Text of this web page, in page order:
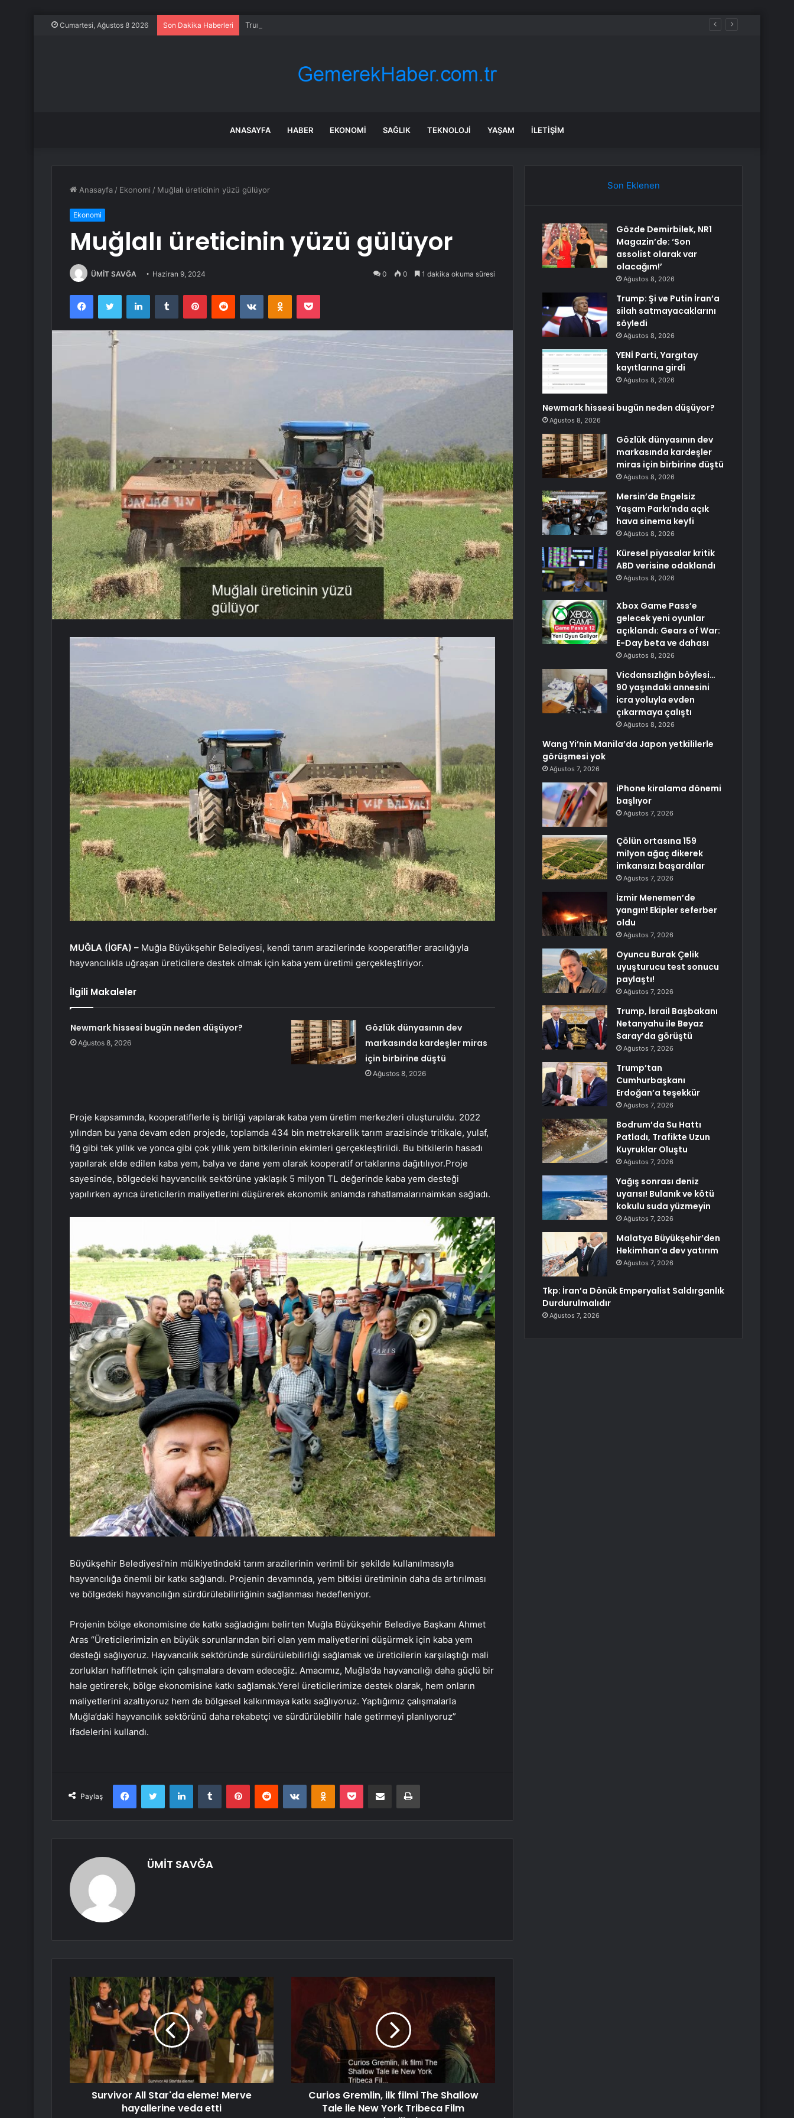
Cumartesi, Ağustos 8 2026 Son Dakika Haberleri Trump: Şi ve Putin İran’a silah satmayacaklarını söyledi
ANASAYFA HABER EKONOMI SAĞLIK TEKNOLOJI YAŞAM İLETIŞIM
Anasayfa / Ekonomi / Muğlalı üreticinin yüzü gülüyor
Ekonomi
Muğlalı üreticinin yüzü gülüyor
ÜMİT SAVĞA Haziran 9, 2024 0 0 1 dakika okuma süresi
FacebookTwitter LinkedInTumblr PinterestReddit VKontakteOdnoklassniki
Pocket
MUĞLA (İGFA) – Muğla Büyükşehir Belediyesi, kendi tarım arazilerinde kooperatifler aracılığıyla
hayvancılıkla uğraşan üreticilere destek olmak için kaba yem üretimi gerçekleştiriyor.
İlgili Makaleler
Newmark hissesi bugün neden düşüyor?
Ağustos 8, 2026
Gözlük dünyasının dev
markasında kardeşler miras
için birbirine düştü
Ağustos 8, 2026
Proje kapsamında, kooperatiflerle iş birliği yapılarak kaba yem üretim merkezleri oluşturuldu. 2022
yılından bu yana devam eden projede, toplamda 434 bin metrekarelik tarım arazisinde tritikale, yulaf,
fiğ gibi tek yıllık ve yonca gibi çok yıllık yem bitkilerinin ekimleri gerçekleştirildi. Bu bitkilerin hasadı
yapılarak elde edilen kaba yem, balya ve dane yem olarak kooperatif ortaklarına dağıtılıyor.Proje
sayesinde, bölgedeki hayvancılık sektörüne yaklaşık 5 milyon TL değerinde kaba yem desteği
yapılırken ayrıca üreticilerin maliyetlerini düşürerek ekonomik anlamda rahatlamalarınaimkan sağladı.
Büyükşehir Belediyesi’nin mülkiyetindeki tarım arazilerinin verimli bir şekilde kullanılmasıyla
hayvancılığa önemli bir katkı sağlandı. Projenin devamında, yem bitkisi üretiminin daha da artırılması
ve bölgedeki hayvancılığın sürdürülebilirliğinin sağlanması hedefleniyor.
Projenin bölge ekonomisine de katkı sağladığını belirten Muğla Büyükşehir Belediye Başkanı Ahmet
Aras “Üreticilerimizin en büyük sorunlarından biri olan yem maliyetlerini düşürmek için kaba yem
desteği sağlıyoruz. Hayvancılık sektöründe sürdürülebilirliği sağlamak ve üreticilerin karşılaştığı mali
zorlukları hafifletmek için çalışmalara devam edeceğiz. Amacımız, Muğla’da hayvancılığı daha güçlü bir
hale getirerek, bölge ekonomisine katkı sağlamak.Yerel üreticilerimize destek olarak, hem onların
maliyetlerini azaltıyoruz hem de bölgesel kalkınmaya katkı sağlıyoruz. Yaptığımız çalışmalarla
Muğla’daki hayvancılık sektörünü daha rekabetçi ve sürdürülebilir hale getirmeyi planlıyoruz”
ifadelerini kullandı.
Paylaş
FacebookTwitter LinkedInTumblr PinterestReddit VKontakteOdnoklassniki
Pocket E-Posta ile paylaş Yazdır
ÜMİT SAVĞA
Survivor All Star'da eleme! Merve
hayallerine veda etti
Curios Gremlin, ilk filmi The Shallow
Tale ile New York Tribeca Film
Son Eklenen
Gözde Demirbilek, NR1
Magazin’de: ‘Son
assolist olarak var
olacağım!’
Ağustos 8, 2026
Trump: Şi ve Putin İran’a
silah satmayacaklarını
söyledi
Ağustos 8, 2026
YENİ Parti, Yargıtay
kayıtlarına girdi
Ağustos 8, 2026
Newmark hissesi bugün neden düşüyor?
Ağustos 8, 2026
Gözlük dünyasının dev
markasında kardeşler
miras için birbirine düştü
Ağustos 8, 2026
Mersin’de Engelsiz
Yaşam Parkı’nda açık
hava sinema keyfi
Ağustos 8, 2026
Küresel piyasalar kritik
ABD verisine odaklandı
Ağustos 8, 2026
Xbox Game Pass’e
gelecek yeni oyunlar
açıklandı: Gears of War:
E-Day beta ve dahası
Ağustos 8, 2026
Vicdansızlığın böylesi…
90 yaşındaki annesini
icra yoluyla evden
çıkarmaya çalıştı
Ağustos 8, 2026
Wang Yi’nin Manila’da Japon yetkililerle
görüşmesi yok
Ağustos 7, 2026
iPhone kiralama dönemi
başlıyor
Ağustos 7, 2026
Çölün ortasına 159
milyon ağaç dikerek
imkansızı başardılar
Ağustos 7, 2026
İzmir Menemen’de
yangın! Ekipler seferber
oldu
Ağustos 7, 2026
Oyuncu Burak Çelik
uyuşturucu test sonucu
paylaştı!
Ağustos 7, 2026
Trump, İsrail Başbakanı
Netanyahu ile Beyaz
Saray’da görüştü
Ağustos 7, 2026
Trump’tan
Cumhurbaşkanı
Erdoğan’a teşekkür
Ağustos 7, 2026
Bodrum’da Su Hattı
Patladı, Trafikte Uzun
Kuyruklar Oluştu
Ağustos 7, 2026
Yağış sonrası deniz
uyarısı! Bulanık ve kötü
kokulu suda yüzmeyin
Ağustos 7, 2026
Malatya Büyükşehir’den
Hekimhan’a dev yatırım
Ağustos 7, 2026
Tkp: İran’a Dönük Emperyalist Saldırganlık
Durdurulmalıdır
Ağustos 7, 2026